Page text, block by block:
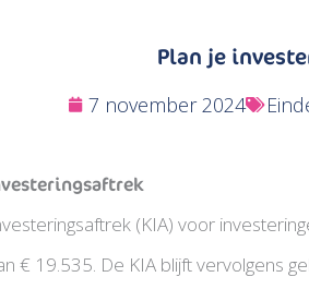
Plan je
7 november 2024
(KIA) voor
€ 19.535. De KIA blijft vervolgens